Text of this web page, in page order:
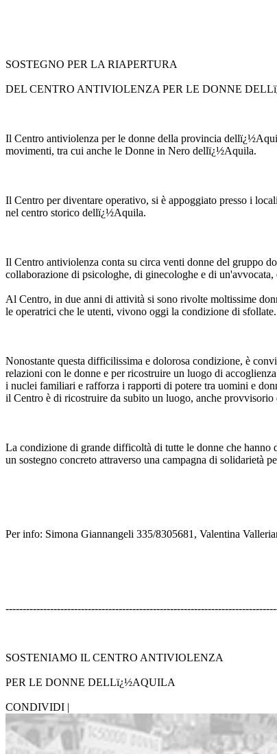
SOSTEGNO PER LA RIAPERTURA
DEL CENTRO ANTIVIOLENZA PER LE DONNE
Il Centro antiviolenza per le donne della provincia
movimenti, tra cui anche le Donne in Nero dellï¿½Aquila.
Il Centro per diventare operativo, si è appoggiato presso i
nel centro storico dellï¿½Aquila.
Il Centro antiviolenza conta su circa venti donne del gruppo
collaborazione di psicologhe, di ginecologhe e di
Al Centro, in due anni di attività si sono rivolte moltissime
le operatrici che le utenti, vivono oggi la condizione di sfollate.
Nonostante questa difficilissima e dolorosa condizione, è
relazioni con le donne e per ricostruire un luogo di
i nuclei familiari e rafforza i rapporti di potere tra uomini e
il Centro è di ricostruire da subito un luogo, anche
La condizione di grande difficoltà di tutte le donne che
un sostegno concreto attraverso una campagna di solidarietà
Per info: Simona Giannangeli 335/8305681, Valentina
SOSTENIAMO IL CENTRO ANTIVIOLENZA
PER LE DONNE DELLï¿½AQUILA
CONDIVIDI |